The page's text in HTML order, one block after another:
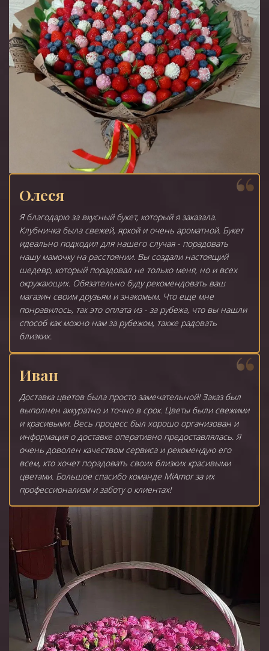
Олеся
Я благодарю за вкусный букет, который я заказала.
Клубничка была свежей, яркой и очень ароматной. Букет
идеально подходил для нашего случая - порадовать
нашу мамочку на расстоянии. Вы создали настоящий
шедевр, который порадовал не только меня, но и всех
окружающих. Обязательно буду рекомендовать ваш
магазин своим друзьям и знакомым. Что еще мне
понравилось, так это оплата из - за рубежа, что вы нашли
способ как можно нам за рубежом, также радовать
близких.
Иван
Доставка цветов была просто замечательной! Заказ был
выполнен аккуратно и точно в срок. Цветы были свежими
и красивыми. Весь процесс был хорошо организован и
информация о доставке оперативно предоставлялась. Я
очень доволен качеством сервиса и рекомендую его
всем, кто хочет порадовать своих близких красивыми
цветами. Большое спасибо команде MiAmor за их
профессионализм и заботу о клиентах!